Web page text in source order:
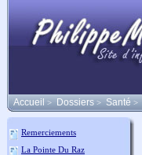
Accueil > Dossiers > Santé >
Remerciements
La Pointe Du Raz